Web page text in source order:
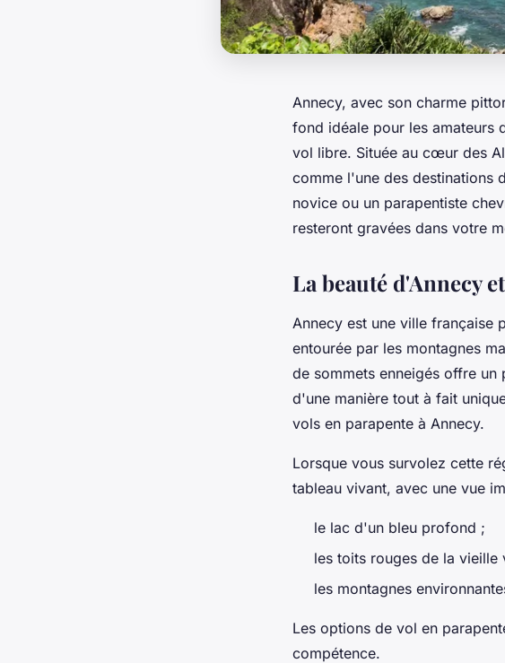
Annecy, avec son charme
fond idéale pour les amateurs
vol libre. Située au cœur des
comme l'une des destinations
novice ou un parapentiste
resteront gravées dans votre
La beauté d'Annecy
Annecy est une ville française
entourée par les montagnes
de sommets enneigés offre
d'une manière tout à fait
vols en parapente à Annecy.
Lorsque vous survolez cette
tableau vivant, avec une vue
le lac d'un bleu profond ;
les toits rouges de la vieille
les montagnes
Les options de vol en
compétence.